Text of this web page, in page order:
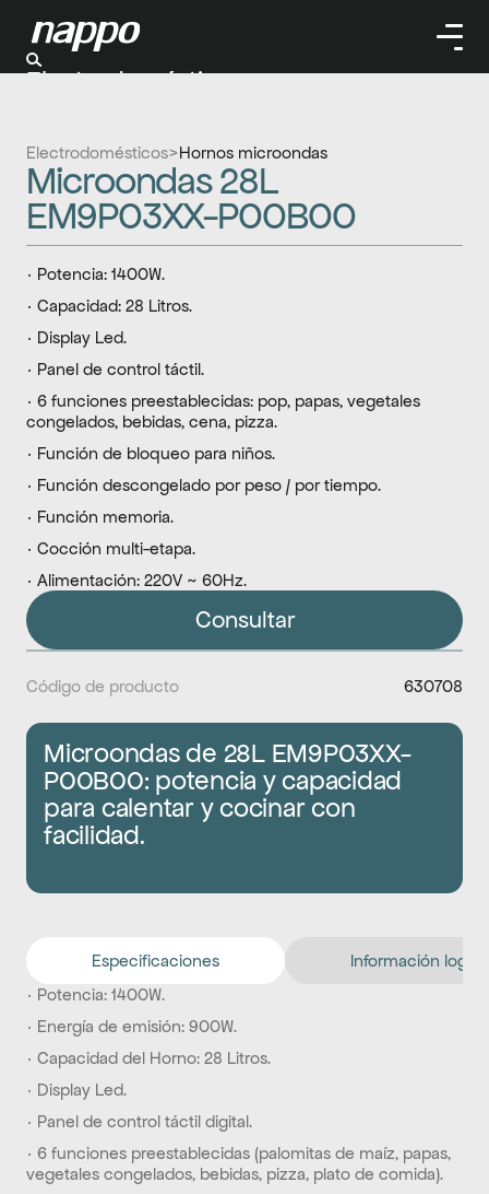
Electrodomésticos>Hornos microondas
Microondas 28L
EM9P03XX-P00B00
· Potencia: 1400W.
· Capacidad: 28 Litros.
· Display Led.
· Panel de control táctil.
· 6 funciones preestablecidas: pop, papas, vegetales
congelados, bebidas, cena, pizza.
· Función de bloqueo para niños.
· Función descongelado por peso / por tiempo.
· Función memoria.
· Cocción multi-etapa.
· Alimentación: 220V ~ 60Hz.
Consultar
Código de producto 630708
Microondas de 28L EM9P03XX-
P00B00: potencia y capacidad
para calentar y cocinar con
facilidad.
Especificaciones
Información
· Potencia: 1400W.
· Energía de emisión: 900W.
· Capacidad del Horno: 28 Litros.
· Display Led.
· Panel de control táctil digital.
· 6 funciones preestablecidas (palomitas de maíz, papas,
vegetales congelados, bebidas, pizza, plato de comida).
Electrodomésticos
Limpieza
Herramientas
Climatizaación